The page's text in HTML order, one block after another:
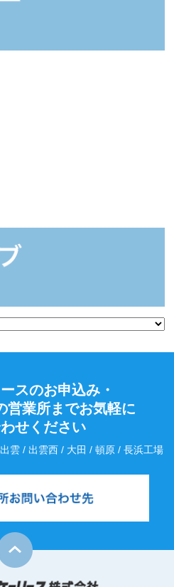
スのお申込み・
営業所までお気軽に
せください
雲 / 出雲西 / 大田 / 頓原 / 長浜工場